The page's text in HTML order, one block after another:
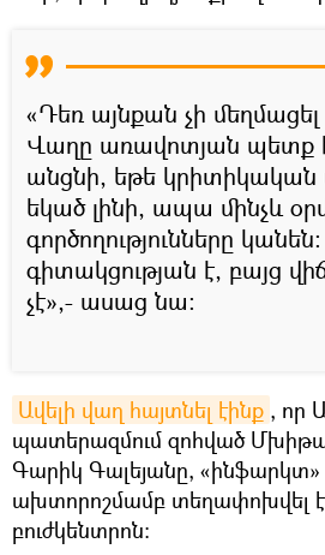
«Դեռ այնքան չի
Վաղը առավոտյան պետք է
անցնի, եթե կրիտիկական
եկած լինի, ապա մինչև
գործողությունները
գիտակցության է, բայց
չէ»,- ասաց նա։
Ավելի վաղ հայտնել էինք , որ
պատերազմում զոհված
Գարիկ Գալեյանը,
ախտորոշմամբ տեղափոխվել
բուժկենտրոն։